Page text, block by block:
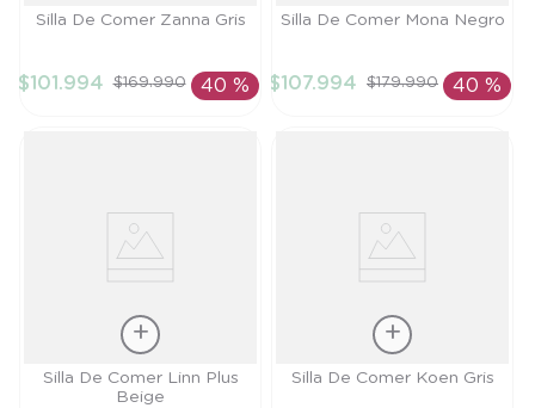
Talla
Silla De Comer Zanna Gris
$101 .994 $169.990 40 %
Talla
Silla De Comer Mona Negro
$107.994 $179.990 40 %
Talla
Silla De Comer Linn Plus
Beige
Talla
Silla De Comer Koen Gris